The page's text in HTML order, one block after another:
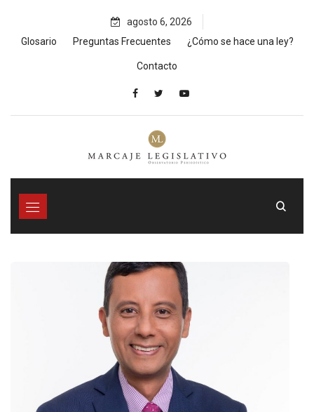
content
agosto 6, 2026
Glosario
Preguntas Frecuentes ¿Cómo se hace una ley?
Contacto